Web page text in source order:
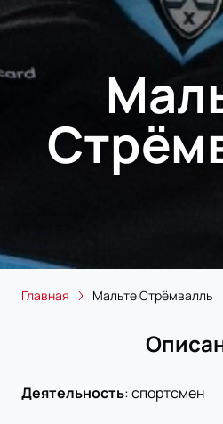
Главная Мальте Стрёмвалль
Деятельность:спортсмен